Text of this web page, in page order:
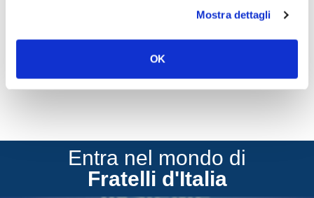
Mostra dettagli
OK
CONDIVIDI
Entra nel mondo di
Fratelli d'Italia